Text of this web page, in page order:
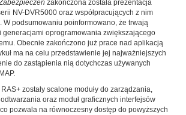
zakończona została prezentacja
NV-DVR5000 oraz współpracujących z nim
W podsumowaniu poinformowano, że trwają
generacjami oprogramowania zwiększającego
Obecnie zakończono już prace nad aplikacją
ma na celu przedstawienie jej najważniejszych
do zastąpienia nią dotychczas używanych
zostały scalone moduły do zarządzania,
oraz moduł graficznych interfejsów
pozwala na równoczesny dostęp do powyższych